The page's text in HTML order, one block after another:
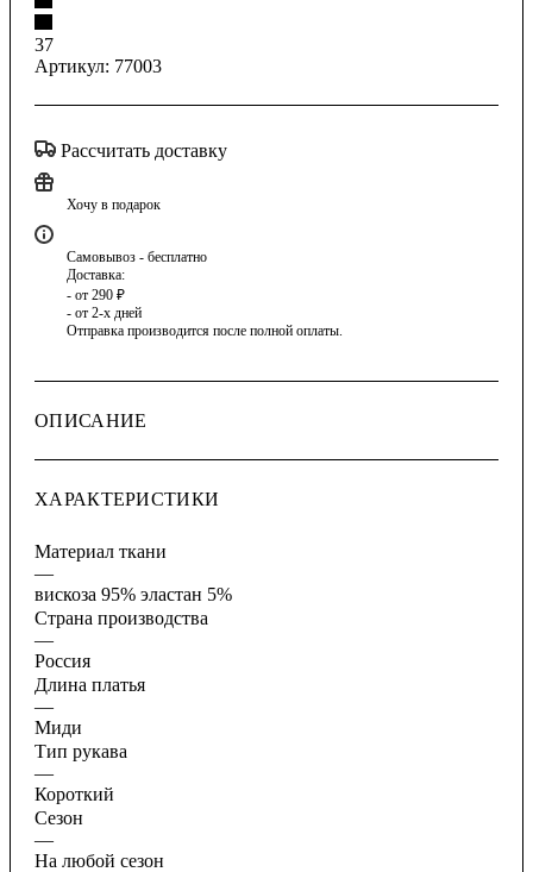
37
Артикул: 77003
Рассчитать доставку
Хочу в подарок
Самовывоз - бесплатно
Доставка:
- от 290 ₽
- от 2-х дней
Отправка производится после полной оплаты.
ОПИСАНИЕ
ХАРАКТЕРИСТИКИ
Материал ткани
—
вискоза 95% эластан 5%
Страна производства
—
Россия
Длина платья
—
Миди
Тип рукава
—
Короткий
Сезон
—
На любой сезон